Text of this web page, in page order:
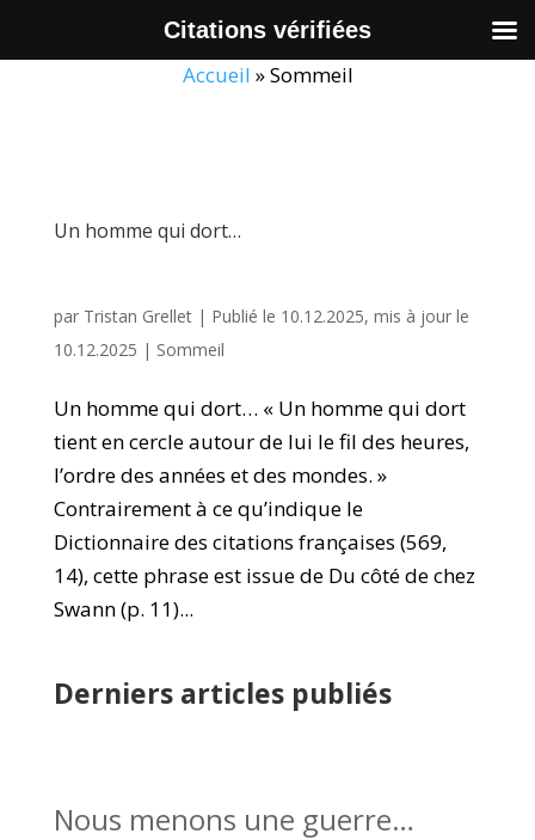
Accueil »Sommeil
Un homme qui dort…
par Tristan Grellet| Publié le 10.12.2025, mis à jour le
10.12.2025 | Sommeil
Un homme qui dort… « Un homme qui dort
tient en cercle autour de lui le fil des heures,
l’ordre des années et des mondes. »
Contrairement à ce qu’indique le
Dictionnaire des citations françaises (569,
14), cette phrase est issue de Du côté de chez
Swann (p. 11)...
Derniers articles publiés
Nous menons une guerre…
Citations vérifiées